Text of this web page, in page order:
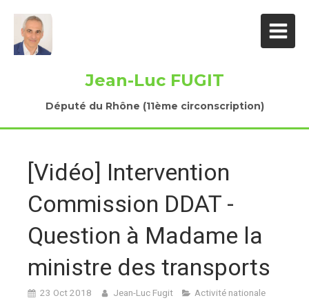
Jean-Luc FUGIT
Député du Rhône (11ème circonscription)
[Vidéo] Intervention
Commission DDAT -
Question à Madame la
ministre des transports
23 Oct 2018 Jean-Luc Fugit Activité nationale